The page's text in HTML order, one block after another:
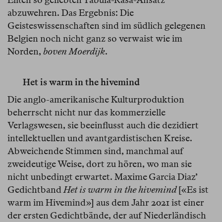
abzuwehren. Das Ergebnis: Die
Geisteswissenschaften sind im südlich gelegenen
Belgien noch nicht ganz so verwaist wie im
Norden, boven Moerdijk.
Het is warm in the hivemind
Die anglo-amerikanische Kulturproduktion
beherrscht nicht nur das kommerzielle
Verlagswesen, sie beeinflusst auch die dezidiert
intellektuellen und avantgardistischen Kreise.
Abweichende Stimmen sind, manchmal auf
zweideutige Weise, dort zu hören, wo man sie
nicht unbedingt erwartet. Maxime Garcia Diaz’
GedichtbandHet is warm in the hivemind[«Es ist
warm im Hivemind»] aus dem Jahr 2021 ist einer
der ersten Gedichtbände, der auf Niederländisch